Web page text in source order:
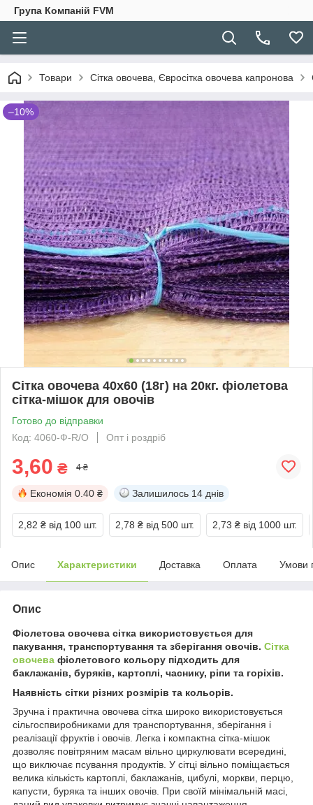
Група Компаній FVM
Товари Сітка овочева, Євросітка овочева капронова
–10%
Сітка овочева 40х60 (18г) на 20кг. фіолетова
сітка-мішок для овочів
Готово до відправки
Код: 4060-Ф-R/O
Опт і роздріб
3,60 ₴ 4 ₴
Економія 0.40 ₴ Залишилось 14 днів
2,82 ₴ від 100 шт. 2,78 ₴ від 500 шт. 2,73 ₴ від 1000 шт.
Опис Характеристики Доставка Оплата Умови
Опис
Фіолетова овочева сітка використовується для
пакування, транспортування та зберігання овочів. Сітка
овочева фіолетового кольору підходить для
баклажанів, буряків, картоплі, часнику, ріпи та горіхів.
Наявність сітки різних розмірів та кольорів.
Зручна і практична овочева сітка широко використовується
сільгоспвиробниками для транспортування, зберігання і
реалізації фруктів і овочів. Легка і компактна сітка-мішок
дозволяє повітряним масам вільно циркулювати всередині,
що виключає псування продуктів. У сітці вільно поміщається
велика кількість картоплі, баклажанів, цибулі, моркви, перцю,
капусти, буряка та інших овочів. При своїй мінімальній масі,